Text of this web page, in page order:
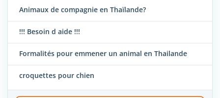
Animaux de compagnie en Thaïlande?
!!! Besoin d aide !!!
Formalités pour emmener un animal en Thailande
croquettes pour chien